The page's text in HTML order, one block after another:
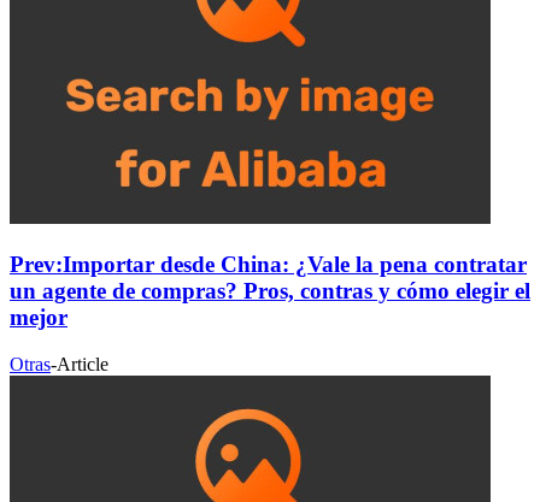
Prev:Importar desde China: ¿Vale la pena contratar
un agente de compras? Pros, contras y cómo elegir el
mejor
Otras-Article